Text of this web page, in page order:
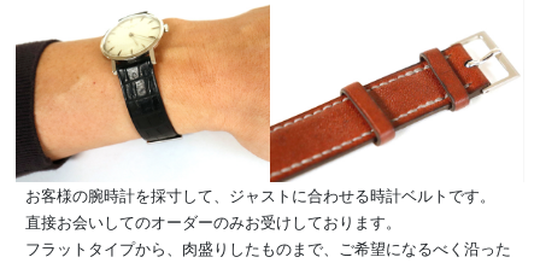
お客様の腕時計を採寸して、ジャストに合わせる時計ベルトです。
直接お会いしてのオーダーのみお受けしております。
フラットタイプから、肉盛りしたものまで、ご希望になるべく沿った